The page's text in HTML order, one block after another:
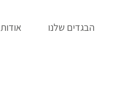
הבגדים שלנו אודות